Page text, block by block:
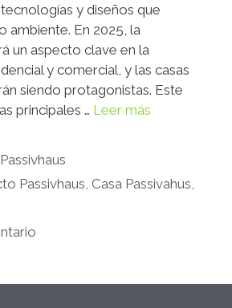
y diseños que
ambiente. En 2025, la
un aspecto clave en la
y comercial, y las casas
siendo protagonistas. Este
principales … Leer más
Passivhaus Casa Passivahus